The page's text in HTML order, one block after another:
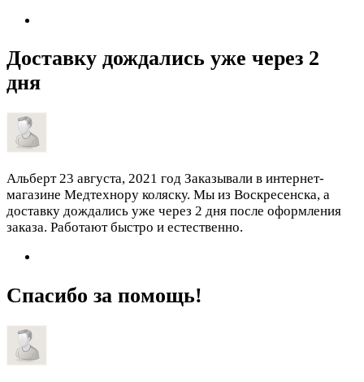
Доставку дождались уже через 2
дня
Альберт 23 августа, 2021 год Заказывали в интернет-
магазине Медтехнору коляску. Мы из Воскресенска, а
доставку дождались уже через 2 дня после оформления
заказа. Работают быстро и естественно.
Спасибо за помощь!